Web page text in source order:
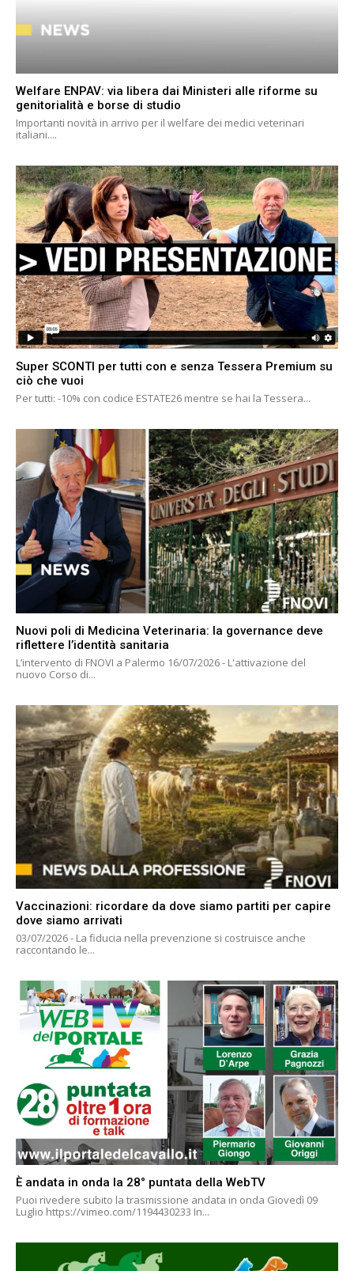
Welfare ENPAV: via libera dai Ministeri alle riforme su
genitorialità e borse di studio
Importanti novità in arrivo per il welfare dei medici veterinari
italiani....
Super SCONTI per tutti con e senza Tessera Premium su
ciò che vuoi
Per tutti: -10% con codice ESTATE26 mentre se hai la Tessera...
Nuovi poli di Medicina Veterinaria: la governance deve
riflettere l’identità sanitaria
L’intervento di FNOVI a Palermo 16/07/2026 - L'attivazione del
nuovo Corso di...
Vaccinazioni: ricordare da dove siamo partiti per capire
dove siamo arrivati
03/07/2026 - La fiducia nella prevenzione si costruisce anche
raccontando le...
È andata in onda la 28° puntata della WebTV
Puoi rivedere subito la trasmissione andata in onda Giovedì 09
Luglio https://vimeo.com/1194430233 In...